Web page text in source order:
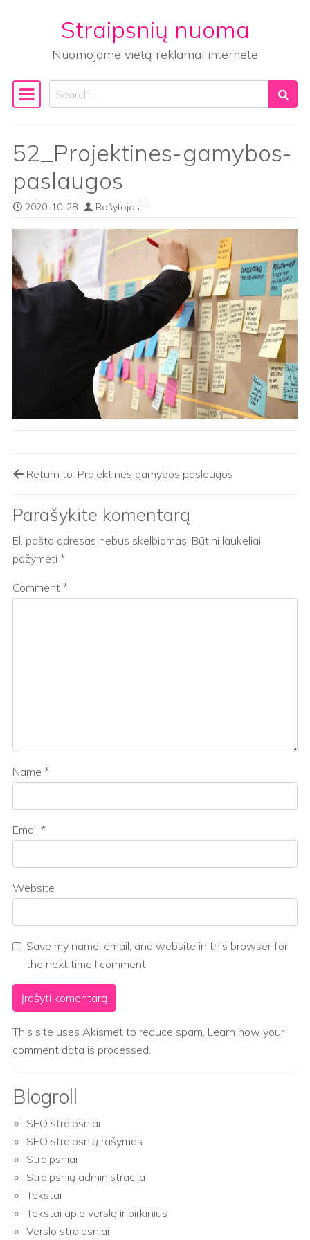
Straipsnių nuoma
Nuomojame vietą reklamai internete
Main Navigation
Search
52_Projektines-gamybos-
paslaugos
2020-10-28 Rašytojas.lt
Return to: Projektinės gamybos paslaugos
Parašykite komentarą
El. pašto adresas nebus skelbiamas. Būtini laukeliai
pažymėti *
Comment *
Name *
Email *
Website
Save my name, email, and website in this browser for
the next time I comment
This site uses Akismet to reduce spam. Learn how your
comment data is processed.
Blogroll
SEO straipsniai
SEO straipsnių rašymas
Straipsniai
Straipsnių administracija
Tekstai
Tekstai apie verslą ir pirkinius
Verslo straipsniai